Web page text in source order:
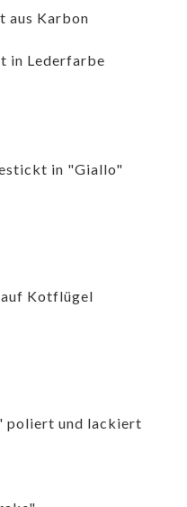
aus Karbon
in Lederfarbe
in "Giallo"
Kotflügel
poliert und lackiert